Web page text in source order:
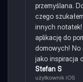
przemyślana.
czego
innych
aplikację do
domowych! No
jako inspiracja
Stefan S
użytkownik iOS